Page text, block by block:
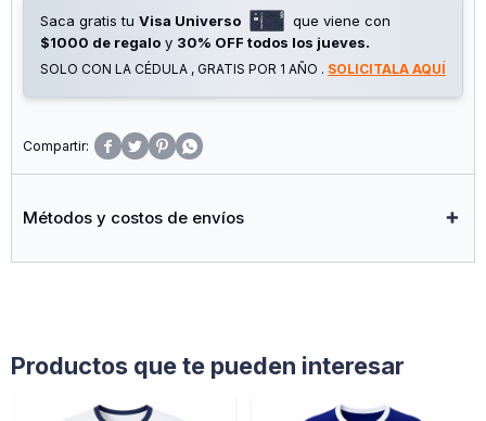
Saca gratis tu Visa Universo
que viene con
$1000 de regalo y 30% OFF todos los jueves.
SOLO CON LA CÉDULA , GRATIS POR 1 AÑO . SOLICITALA AQUÍ
   
Métodos y costos de envíos
Productos que te pueden interesar